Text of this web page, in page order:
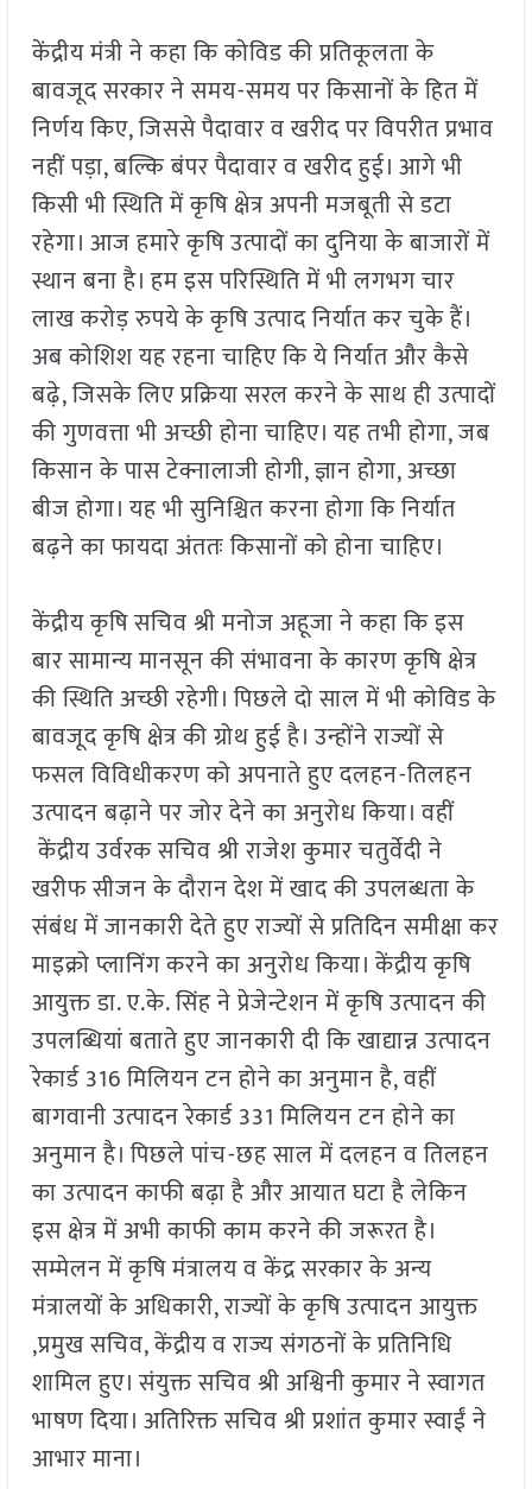
केंद्रीय मंत्री ने कहा कि कोविड की प्रतिकूलता के
बावजूद सरकार ने समय-समय पर किसानों के हित में
निर्णय किए, जिससे पैदावार व खरीद पर विपरीत प्रभाव
नहीं पड़ा, बल्कि बंपर पैदावार व खरीद हुई। आगे भी
किसी भी स्थिति में कृषि क्षेत्र अपनी मजबूती से डटा
रहेगा। आज हमारे कृषि उत्पादों का दुनिया के बाजारों में
स्थान बना है। हम इस परिस्थिति में भी लगभग चार
लाख करोड़ रुपये के कृषि उत्पाद निर्यात कर चुके हैं।
अब कोशिश यह रहना चाहिए कि ये निर्यात और कैसे
बढ़े, जिसके लिए प्रक्रिया सरल करने के साथ ही उत्पादों
की गुणवत्ता भी अच्छी होना चाहिए। यह तभी होगा, जब
किसान के पास टेक्नालाजी होगी, ज्ञान होगा, अच्छा
बीज होगा। यह भी सुनिश्चित करना होगा कि निर्यात
बढ़ने का फायदा अंततः किसानों को होना चाहिए।
केंद्रीय कृषि सचिव श्री मनोज अहूजा ने कहा कि इस
बार सामान्य मानसून की संभावना के कारण कृषि क्षेत्र
की स्थिति अच्छी रहेगी। पिछले दो साल में भी कोविड के
बावजूद कृषि क्षेत्र की ग्रोथ हुई है। उन्होंने राज्यों से
फसल विविधीकरण को अपनाते हुए दलहन-तिलहन
उत्पादन बढ़ाने पर जोर देने का अनुरोध किया। वहीं
केंद्रीय उर्वरक सचिव श्री राजेश कुमार चतुर्वेदी ने
खरीफ सीजन के दौरान देश में खाद की उपलब्धता के
संबंध में जानकारी देते हुए राज्यों से प्रतिदिन समीक्षा कर
माइक्रो प्लानिंग करने का अनुरोध किया। केंद्रीय कृषि
आयुक्त डा. ए.के. सिंह ने प्रेजेन्टेशन में कृषि उत्पादन की
उपलब्धियां बताते हुए जानकारी दी कि खाद्यान्न उत्पादन
रेकार्ड 316 मिलियन टन होने का अनुमान है, वहीं
बागवानी उत्पादन रेकार्ड 331 मिलियन टन होने का
अनुमान है। पिछले पांच-छह साल में दलहन व तिलहन
का उत्पादन काफी बढ़ा है और आयात घटा है लेकिन
इस क्षेत्र में अभी काफी काम करने की जरूरत है।
सम्मेलन में कृषि मंत्रालय व केंद्र सरकार के अन्य
मंत्रालयों के अधिकारी, राज्यों के कृषि उत्पादन आयुक्त
,प्रमुख सचिव, केंद्रीय व राज्य संगठनों के प्रतिनिधि
शामिल हुए। संयुक्त सचिव श्री अश्विनी कुमार ने स्वागत
भाषण दिया। अतिरिक्त सचिव श्री प्रशांत कुमार स्वाईं ने
आभार माना।